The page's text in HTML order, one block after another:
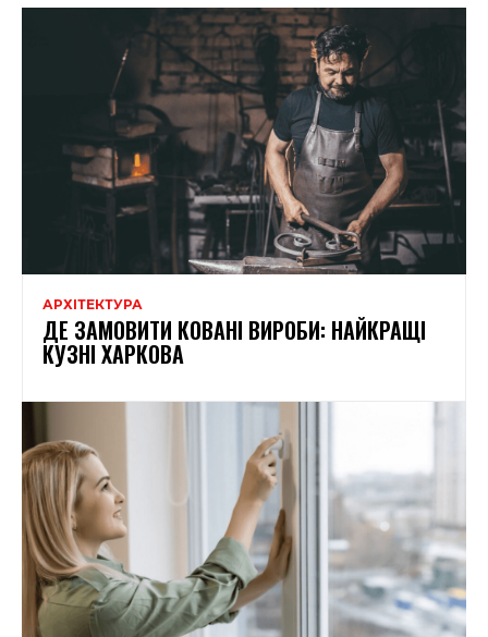
АРХІТЕКТУРА
ДЕ ЗАМОВИТИ КОВАНІ ВИРОБИ: НАЙКРАЩІ
КУЗНІ ХАРКОВА